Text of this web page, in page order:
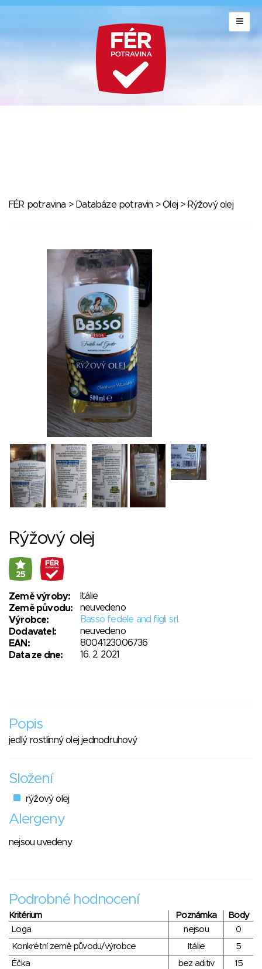
FÉR potravina > Databáze potravin >Olej > Rýžový olej
Rýžový olej
25
Země výroby:
Itálie
Země původu:
neuvedeno
Výrobce:
Basso fedele and figli srl.
Dodavatel:
neuvedeno
EAN:
8004123006736
Data ze dne:
16. 2. 2021
Popis
jedlý rostlinný olej jednodruhový
Složení
rýžový olej
Alergeny
nejsou uvedeny
Podrobné hodnocení
Kritérium Poznámka
Body
Loga
nejsou
0
Konkrétní země původu/výrobce
Itálie
5
Éčka
bez aditiv 15